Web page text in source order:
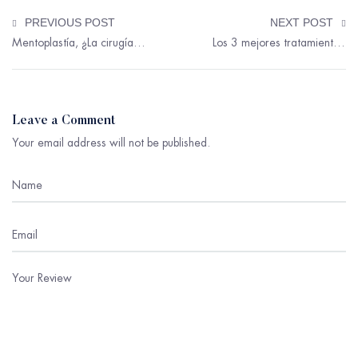
PREVIOUS POST
Mentoplastía, ¿La cirugía con más auge esta temporada? Descubre el por qué.
NEXT POST
Los 3 mejores tratamientos para tonificar el abdomen.
Leave a Comment
Your email address will not be published.